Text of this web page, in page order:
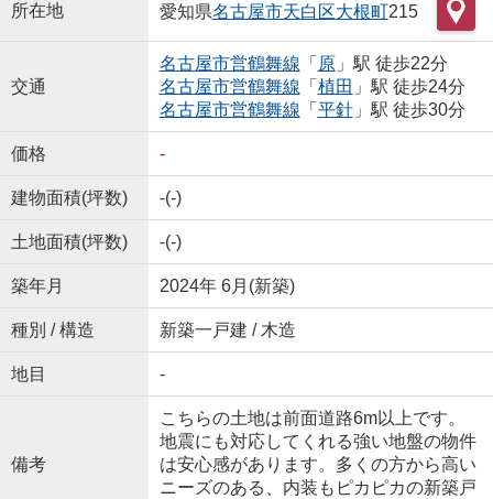
所在地 愛知県名古屋市天白区大根町215
交通
名古屋市営鶴舞線 「 原」駅 徒歩22分
名古屋市営鶴舞線 「 植田 」駅 徒歩24分
名古屋市営鶴舞線 「 平針」駅 徒歩30分
価格 -
建物面積(坪数) -(-)
土地面積(坪数) -(-)
築年月 2024年 6月(新築)
種別 / 構造 新築一戸建 / 木造
地目 -
備考
こちらの土地は前面道路6m以上です。
地震にも対応してくれる強い地盤の物件
は安心感があります。多くの方から高い
ニーズのある、内装もピカピカの新築戸